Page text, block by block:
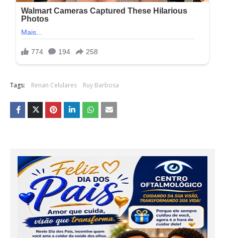
Tags: Renan Celulares Ruy Barbosa